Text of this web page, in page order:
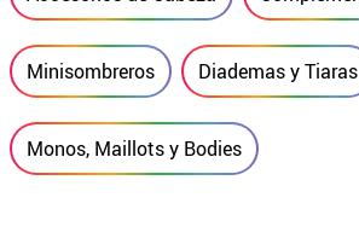
Minisombreros Diademas y Tiaras
Monos, Maillots y Bodies